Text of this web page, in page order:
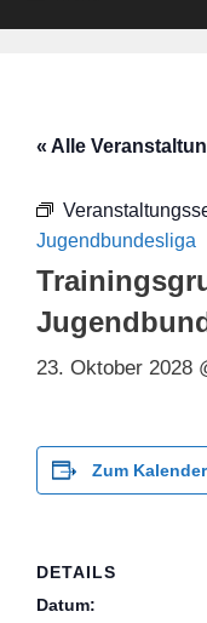
« Alle
Jugendbundesliga
23. Oktober 2028
Zum
DETAILS
Datum: